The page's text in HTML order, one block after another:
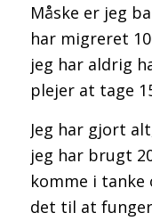
Måske er jeg
har migreret
jeg har aldrig
plejer at tage
Jeg har gjort
jeg har brugt
komme i tanke
det til at